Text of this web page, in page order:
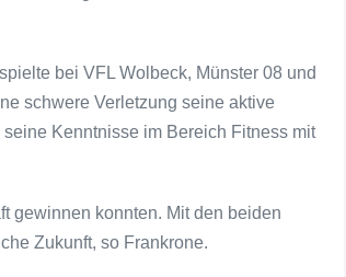
bei VFL Wolbeck, Münster 08 und
schwere Verletzung seine aktive
Kenntnisse im Bereich Fitness mit
gewinnen konnten. Mit den beiden
Zukunft, so Frankrone.